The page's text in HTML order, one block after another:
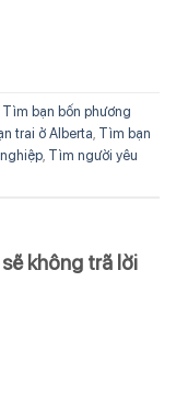
Tìm bạn bốn phương
trai ở Alberta Tìm bạn
Tìm người yêu
không trã lời